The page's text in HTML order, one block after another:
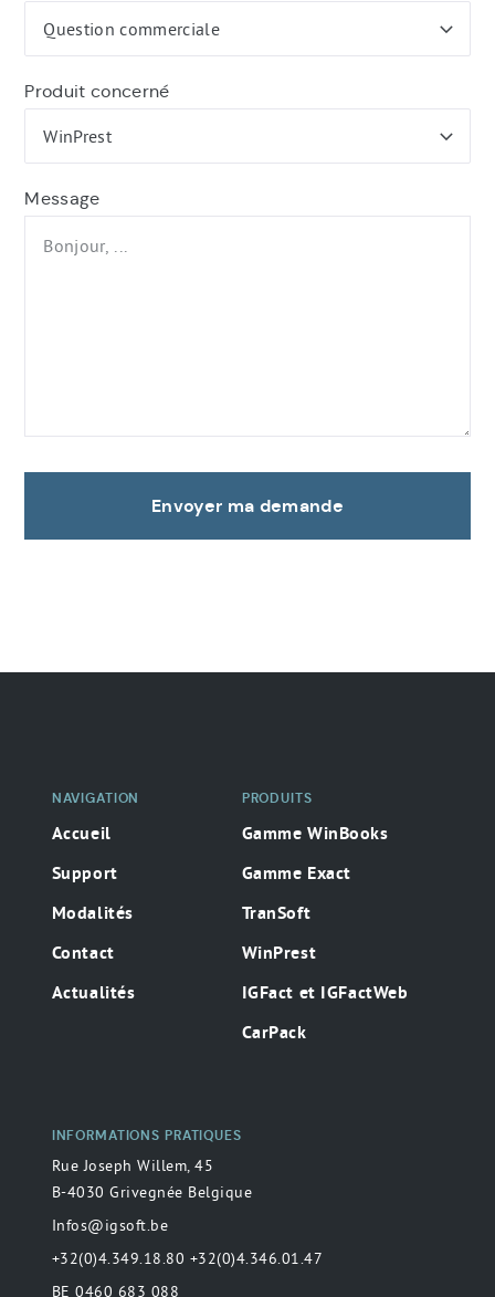
Produit concerné
Message
Envoyer ma demande
NAVIGATION
Accueil
Support
Modalités
Contact
Actualités
PRODUITS
Gamme WinBooks
Gamme Exact
TranSoft
WinPrest
IGFact et IGFactWeb
CarPack
INFORMATIONS PRATIQUES
Rue Joseph Willem, 45
B-4030 Grivegnée Belgique
Infos@igsoft.be
+32(0)4.349.18.80 +32(0)4.346.01.47
BE 0460 683 088